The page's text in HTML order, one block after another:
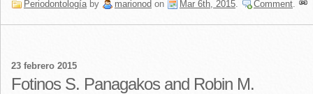
Periodontologíaby marionod on Mar 6th, 2015. Comment.
23 febrero 2015
Fotinos S. Panagakos and Robin M.